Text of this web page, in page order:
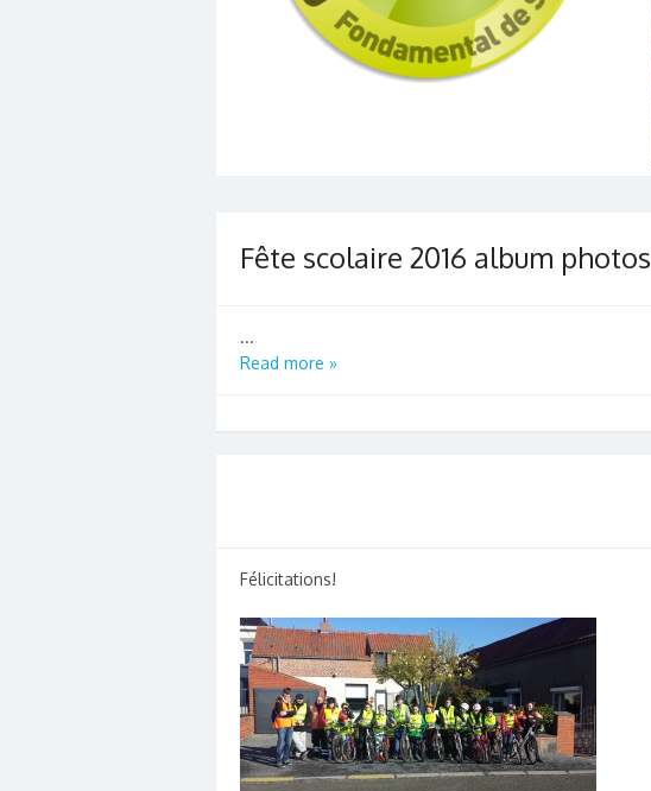
Fête scolaire 2016 album photos
...
Read more »
Félicitations!